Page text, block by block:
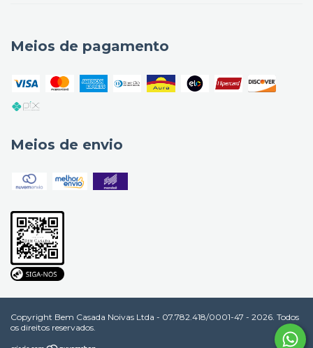
Meios de pagamento
Meios de envio
Copyright Bem Casada Noivas Ltda - 07.782.418/0001-47 - 2026. Todos
os direitos reservados.